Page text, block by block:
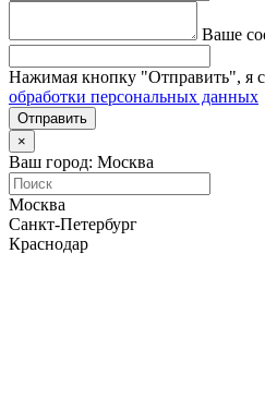
Ваше
Нажимая кнопку "Отправить", я
обработки персональных данных
Отправить
×
Ваш город: Москва
Москва
Санкт-Петербург
Краснодар